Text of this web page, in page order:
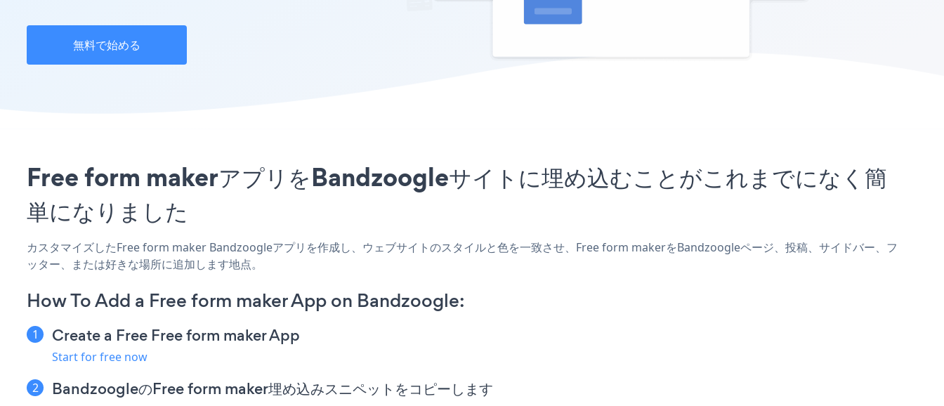
無料で始める
Free form makerアプリをBandzoogleサイトに埋め込むことがこれまでになく簡
単になりました
カスタマイズしたFree form maker Bandzoogleアプリを作成し、ウェブサイトのスタイルと色を一致させ、Free form makerをBandzoogleページ、投稿、サイドバー、フ
ッター、または好きな場所に追加します地点。
How To Add a Free form maker App on Bandzoogle:
Create a Free Free form maker App
Start for free now
BandzoogleのFree form maker埋め込みスニペットをコピーします